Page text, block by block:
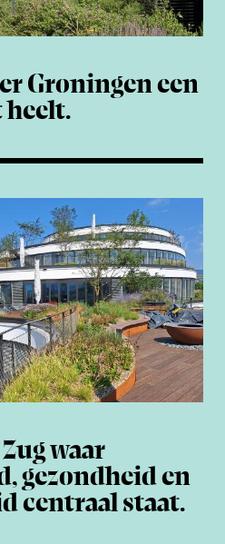
Groningen een
heelt.
waar
gezondheid en
centraal staat.